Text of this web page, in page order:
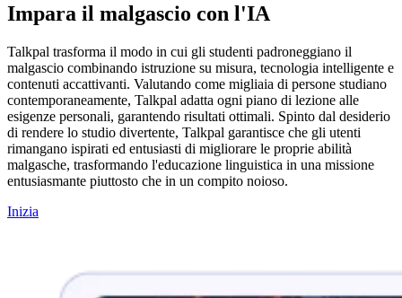
Impara il malgascio con l'IA
Talkpal trasforma il modo in cui gli studenti padroneggiano il
malgascio combinando istruzione su misura, tecnologia intelligente e
contenuti accattivanti. Valutando come migliaia di persone studiano
contemporaneamente, Talkpal adatta ogni piano di lezione alle
esigenze personali, garantendo risultati ottimali. Spinto dal desiderio
di rendere lo studio divertente, Talkpal garantisce che gli utenti
rimangano ispirati ed entusiasti di migliorare le proprie abilità
malgasche, trasformando l'educazione linguistica in una missione
entusiasmante piuttosto che in un compito noioso.
Inizia